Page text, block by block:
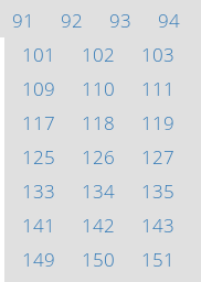
91
92 93 94
101
102 103
109
110 111
117
118 119
125
126 127
133
134 135
141
142 143
149
150 151